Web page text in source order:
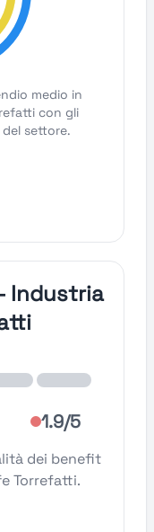
medio in
con gli
settore.
Industria
1.9/5
dei benefit
Torrefatti.